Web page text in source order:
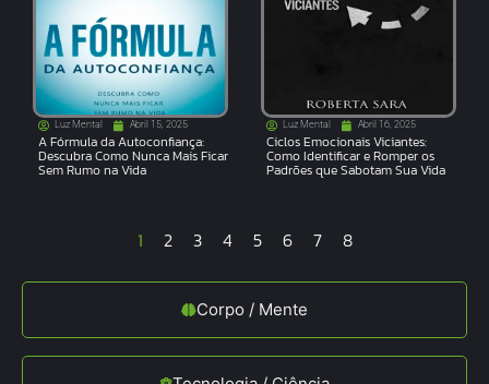
Corpo / Mente
Luz Mental Abril 15, 2025
A Fórmula da Autoconfiança:
Descubra Como Nunca Mais Ficar
Sem Rumo na Vida
Luz Mental Abril 16, 2025
Ciclos Emocionais Viciantes:
Como Identificar e Romper os
Padrões que Sabotam Sua Vida
1 2 3 4 5 6 7 8